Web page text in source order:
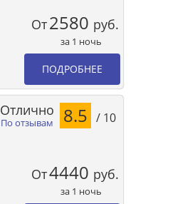
От2580 руб.
за 1 ночь
ПОДРОБНЕЕ
По отзывам
Отлично 8.5 / 10
От4440 руб.
за 1 ночь